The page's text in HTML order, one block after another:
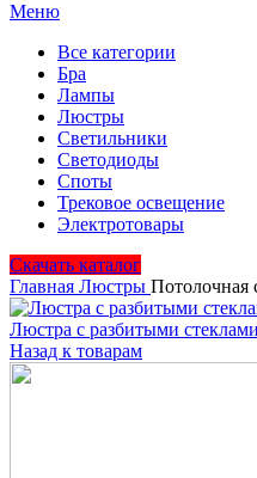
Меню
Все категории
Бра
Лампы
Люстры
Светильники
Светодиоды
Споты
Трековое освещение
Электротовары
Скачать каталог
Главная Люстры Потолочная
Люстра с разбитыми стеклами
Назад к товарам